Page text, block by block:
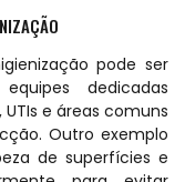
pode ser
dedicadas
e áreas comuns
Outro exemplo
de superfícies e